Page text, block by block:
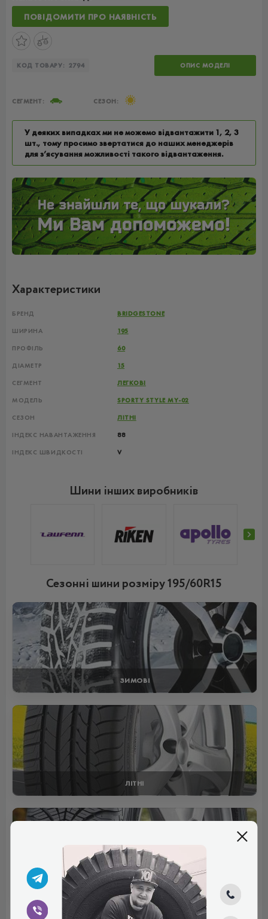
ПОВІДОМИТИ ПРО НАЯВНІСТЬ
КОД ТОВАРУ: 2794 ОПИС МОДЕЛІ
СЕГМЕНТ: СЕЗОН:
У деяких випадках ми не можемо відвантажити 1, 2, 3
шт., тому просимо звертатися до наших менеджерів
для з’ясування можливості такого відвантаження.
Характеристики
БРЕНД BRIDGESTONE
ШИРИНА 195
ПРОФІЛЬ 60
ДІАМЕТР 15
СЕГМЕНТ ЛЕГКОВІ
МОДЕЛЬ SPORTY STYLE MY-02
СЕЗОН ЛІТНІ
ІНДЕКС НАВАНТАЖЕННЯ 88
ІНДЕКС ШВИДКОСТІ V
Шини інших виробників
Сезонні шини розміру 195/60R15
ЗИМОВІ
ЛІТНІ
ВСЕСЕЗОННІ